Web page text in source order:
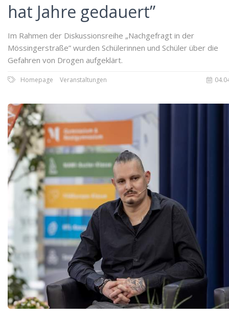
hat Jahre gedauert”
Im Rahmen der Diskussionsreihe „Nachgefragt in der
Mössingerstraße” wurden Schülerinnen und Schüler über die
Gefahren von Drogen aufgeklärt.
Homepage Veranstaltungen